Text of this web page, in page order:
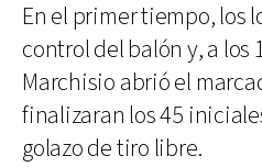
En el primer tiempo, los
control del balón y, a los
Marchisio abrió el
finalizaran los 45
golazo de tiro libre.